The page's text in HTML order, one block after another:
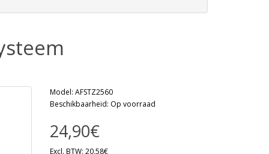
Model: AFSTZ2560
Beschikbaarheid: Op voorraad
24,90€
Excl. BTW: 20,58€